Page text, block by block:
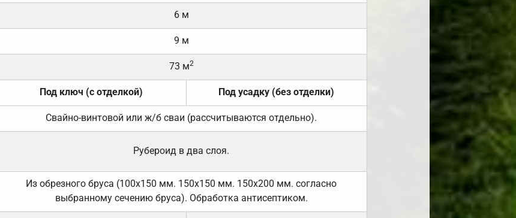
6 м
9 м
73 м2
Под ключ (с отделкой) Под усадку (без отделки)
Свайно-винтовой или ж/б сваи (рассчитываются отдельно).
Рубероид в два слоя.
Из обрезного бруса (100х150 мм. 150х150 мм. 150х200 мм. согласно
выбранному сечению бруса). Обработка антисептиком.